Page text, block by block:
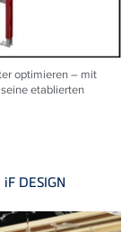
optimieren – mit
etablierten
DESIGN